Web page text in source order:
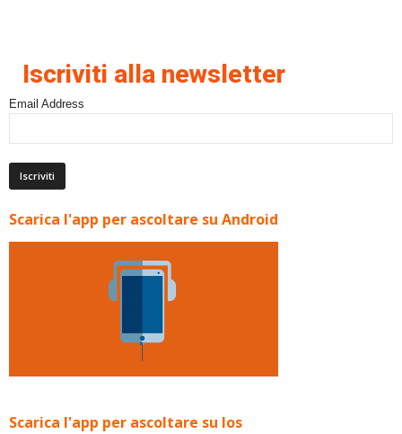
Iscriviti alla newsletter
Email Address
Scarica l'app per ascoltare su Android
Scarica l'app per ascoltare su Ios